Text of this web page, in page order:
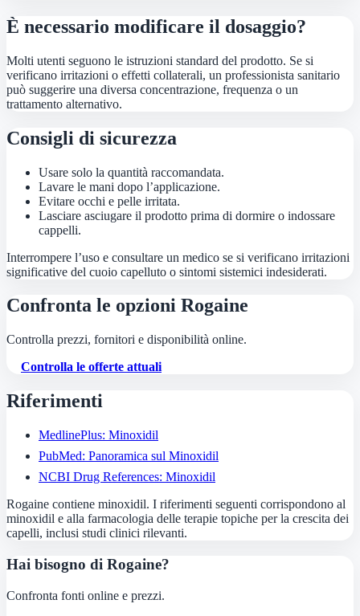
È necessario modificare il dosaggio?
Molti utenti seguono le istruzioni standard del prodotto. Se si
verificano irritazioni o effetti collaterali, un professionista sanitario
può suggerire una diversa concentrazione, frequenza o un
trattamento alternativo.
Consigli di sicurezza
Usare solo la quantità raccomandata.
Lavare le mani dopo l’applicazione.
Evitare occhi e pelle irritata.
Lasciare asciugare il prodotto prima di dormire o indossare
cappelli.
Interrompere l’uso e consultare un medico se si verificano irritazioni
significative del cuoio capelluto o sintomi sistemici indesiderati.
Confronta le opzioni Rogaine
Controlla prezzi, fornitori e disponibilità online.
Controlla le offerte attuali
Riferimenti
MedlinePlus: Minoxidil
PubMed: Panoramica sul Minoxidil
NCBI Drug References: Minoxidil
Rogaine contiene minoxidil. I riferimenti seguenti corrispondono al
minoxidil e alla farmacologia delle terapie topiche per la crescita dei
capelli, inclusi studi clinici rilevanti.
Hai bisogno di Rogaine?
Confronta fonti online e prezzi.